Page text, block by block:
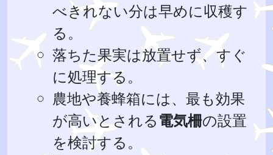
べきれない分は早めに収穫す
る。
落ちた果実は放置せず、すぐ
に処理する。
農地や養蜂箱には、最も効果
が高いとされる電気柵の設置
を検討する。